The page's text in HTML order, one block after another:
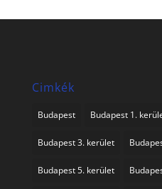
Cimkék
Budapest Budapest 1.
Budapest 3. kerület
Budapest 5. kerület